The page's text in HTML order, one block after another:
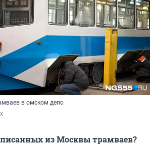
в омском депо
из Москвы трамваев?